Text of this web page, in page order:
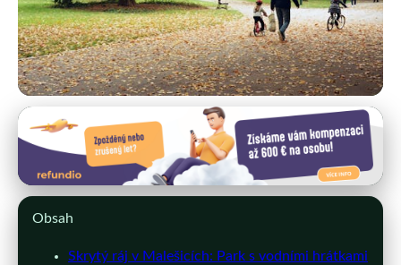
prahaclub.cz
Pražské Tajné Parky: Únik Pro
Rodiny s Dětmi a Více!
Obsah
Skrytý ráj v Malešicích: Park s vodními hrátkami